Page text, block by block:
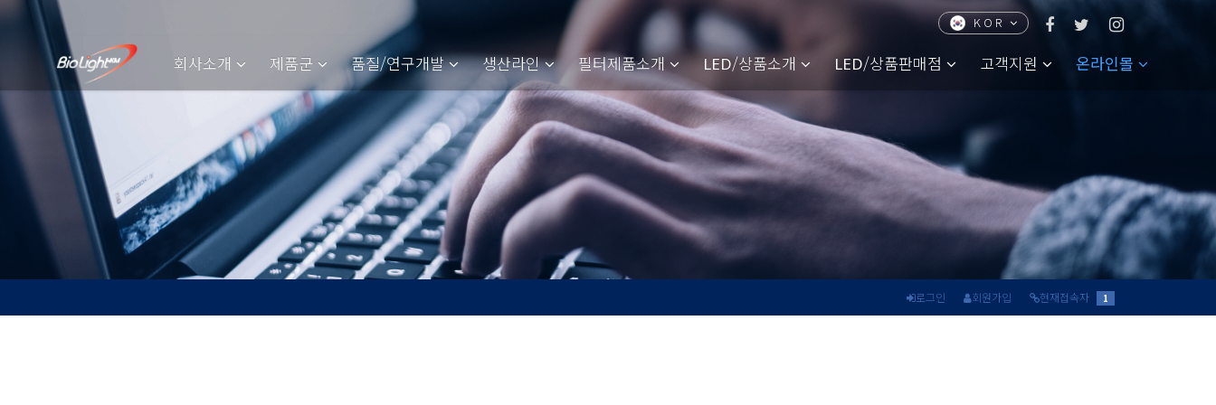
KOR
회사소개 제품군 품질/연구개발 생산라인 필터제품소개 LED/상품소개 LED/상품판매점 고객지원 온라인몰
로그인 회원가입 현재접속자 1